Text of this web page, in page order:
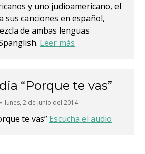
y uno judioamericano, el
sus canciones en español,
de ambas lenguas
Leer más
“Porque te vas”
lunes, 2 de junio del 2014
te vas” Escucha el audio